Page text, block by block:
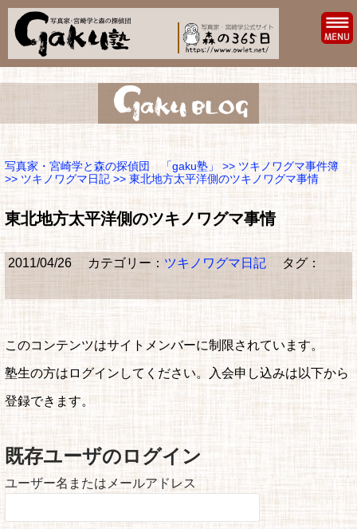
写真家・宮崎学と森の探偵団 「gaku塾」 >> ツキノワグマ事件簿
>> ツキノワグマ日記 >> 東北地方太平洋側のツキノワグマ事情
東北地方太平洋側のツキノワグマ事情
2011/04/26 カテゴリー： ツキノワグマ日記 タグ：
このコンテンツはサイトメンバーに制限されています。
塾生の方はログインしてください。入会申し込みは以下から
登録できます。
既存ユーザのログイン
ユーザー名またはメールアドレス